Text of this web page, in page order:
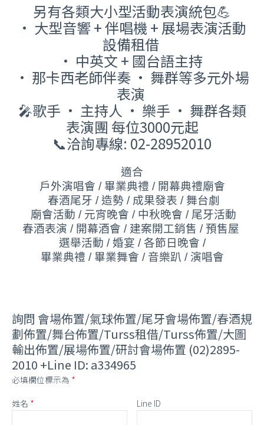
另有各類大小型活動表演統包💪
• 大型音響 +伴唱機 + 展場表演活動
設備租借
• 中英文 + 國台語主持
• 那卡西老師伴奏 • 舞群等多元外場
表演
🎤歌手 • 主持人 • 樂手 • 舞群各類
表演團 每位3000元起
📞洽詢專線: 02-28952010
適合
戶外演唱會 / 畢業典禮 / 開幕典禮廟會
春酒尾牙 / 造勢 / 成果發表 / 舞台劇
廟會活動 / 元宵晚會 / 中秋晚會 / 尾牙活動
春酒表演 / 開幕酒會 / 建案開工銷售 / 預售屋
選舉活動 / 婚宴 / 各節日晚會 /
畢業典禮 / 畢業舞會 / 音樂趴 / 演唱會
詢問 會場佈置/氣球佈置/尾牙會場佈置/春酒規
劃佈置/舞台佈置/Turss租借/Turss佈置/大圖
輸出佈置/展場佈置/研討會場佈置 (02)2895-
2010 +Line ID: a334965
必填欄位標示為 *
姓名 * Line ID